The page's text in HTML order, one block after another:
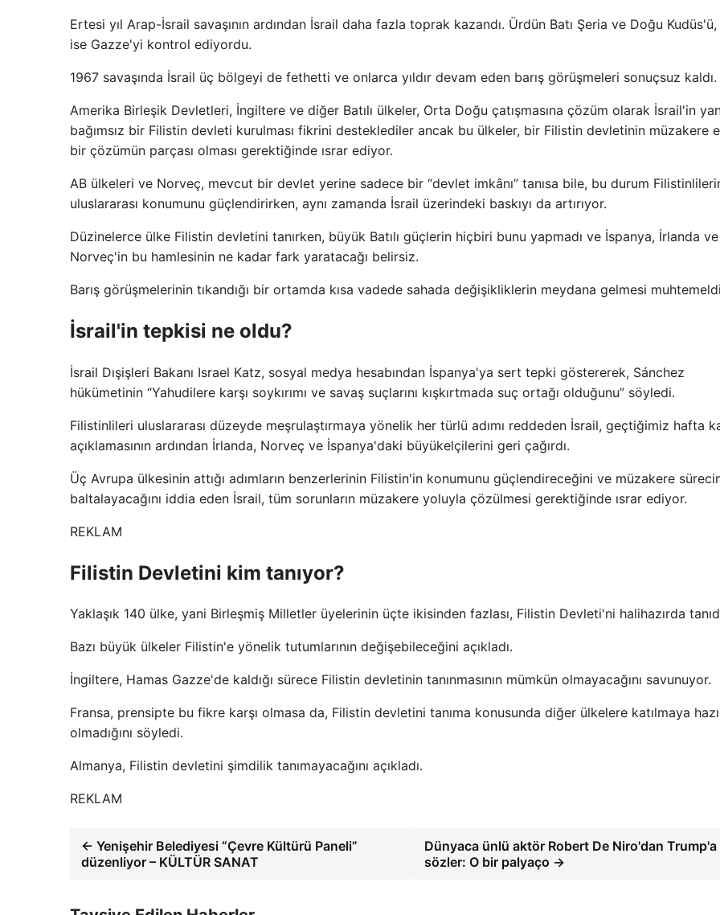
Ertesi yıl Arap-İsrail savaşının ardından İsrail daha fazla toprak kazandı. Ürdün Batı Şeria ve Doğu Kudüs'ü,
ise Gazze'yi kontrol ediyordu.
1967 savaşında İsrail üç bölgeyi de fethetti ve onlarca yıldır devam eden barış görüşmeleri sonuçsuz kaldı.
Amerika Birleşik Devletleri, İngiltere ve diğer Batılı ülkeler, Orta Doğu çatışmasına çözüm olarak İsrail'in
bağımsız bir Filistin devleti kurulması fikrini desteklediler ancak bu ülkeler, bir Filistin devletinin müzakere
bir çözümün parçası olması gerektiğinde ısrar ediyor.
AB ülkeleri ve Norveç, mevcut bir devlet yerine sadece bir “devlet imkânı” tanısa bile, bu durum
uluslararası konumunu güçlendirirken, aynı zamanda İsrail üzerindeki baskıyı da artırıyor.
Düzinelerce ülke Filistin devletini tanırken, büyük Batılı güçlerin hiçbiri bunu yapmadı ve İspanya, İrlanda ve
Norveç'in bu hamlesinin ne kadar fark yaratacağı belirsiz.
Barış görüşmelerinin tıkandığı bir ortamda kısa vadede sahada değişikliklerin meydana gelmesi
İsrail'in tepkisi ne oldu?
İsrail Dışişleri Bakanı Israel Katz, sosyal medya hesabından İspanya'ya sert tepki göstererek, Sánchez
hükümetinin “Yahudilere karşı soykırımı ve savaş suçlarını kışkırtmada suç ortağı olduğunu” söyledi.
Filistinlileri uluslararası düzeyde meşrulaştırmaya yönelik her türlü adımı reddeden İsrail, geçtiğimiz hafta
açıklamasının ardından İrlanda, Norveç ve İspanya'daki büyükelçilerini geri çağırdı.
Üç Avrupa ülkesinin attığı adımların benzerlerinin Filistin'in konumunu güçlendireceğini ve müzakere
baltalayacağını iddia eden İsrail, tüm sorunların müzakere yoluyla çözülmesi gerektiğinde ısrar ediyor.
REKLAM
Filistin Devletini kim tanıyor?
Yaklaşık 140 ülke, yani Birleşmiş Milletler üyelerinin üçte ikisinden fazlası, Filistin Devleti'ni halihazırda
Bazı büyük ülkeler Filistin'e yönelik tutumlarının değişebileceğini açıkladı.
İngiltere, Hamas Gazze'de kaldığı sürece Filistin devletinin tanınmasının mümkün olmayacağını savunuyor.
Fransa, prensipte bu fikre karşı olmasa da, Filistin devletini tanıma konusunda diğer ülkelere katılmaya
olmadığını söyledi.
Almanya, Filistin devletini şimdilik tanımayacağını açıkladı.
REKLAM
← Yenişehir Belediyesi “Çevre Kültürü Paneli”
düzenliyor – KÜLTÜR SANAT
Dünyaca ünlü aktör Robert De Niro'dan
sözler: O bir palyaço →